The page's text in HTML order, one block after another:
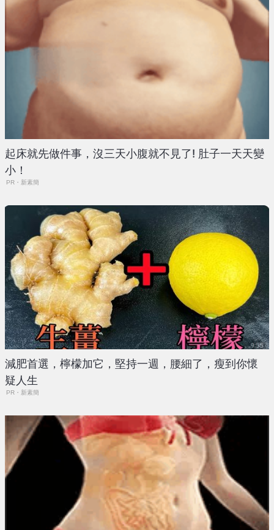
起床就先做件事，沒三天小腹就不見了! 肚子一天天變
小！
PR・新素簡
減肥首選，檸檬加它，堅持一週，腰細了，瘦到你懷
疑人生
PR・新素簡